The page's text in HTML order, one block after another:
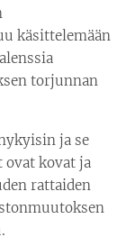
käsittelemään
torjunnan
ja se
ovat kovat ja
rattaiden